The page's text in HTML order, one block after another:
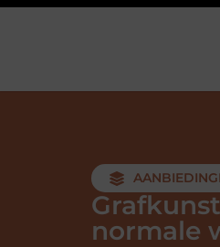
normale